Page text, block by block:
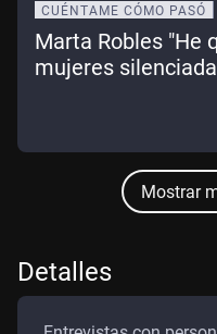
CUÉNTAME CÓMO PASÓ
Marta Robles "He
mujeres
Mostrar
Detalles